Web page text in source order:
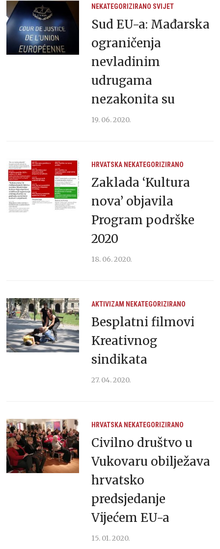
NEKATEGORIZIRANO SVIJET
Sud EU-a: Mađarska
ograničenja
nevladinim
udrugama
nezakonita su
19. 06. 2020.
HRVATSKA NEKATEGORIZIRANO
Zaklada ‘Kultura
nova’ objavila
Program podrške
2020
18. 06. 2020.
AKTIVIZAM NEKATEGORIZIRANO
Besplatni filmovi
Kreativnog
sindikata
27. 04. 2020.
HRVATSKA NEKATEGORIZIRANO
Civilno društvo u
Vukovaru obilježava
hrvatsko
predsjedanje
Vijećem EU-a
15. 01. 2020.